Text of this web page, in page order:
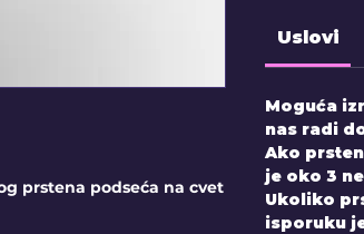
prstena podseća na cvet
Uslovi
Moguća
nas radi
Ako
je oko 3
Ukoliko
isporuku